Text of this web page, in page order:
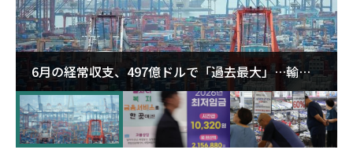
6月の経常収支、497億ドルで「過去最大」…輸出
が初の1000億ドル突破